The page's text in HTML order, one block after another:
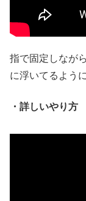
指で固定しなが
に浮いてるよう
・詳しいやり方